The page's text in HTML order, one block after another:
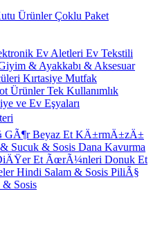
ÜrünlerÇoklu Paket
Ev Aletleri Ev Tekstili
& Ayakkabı & Aksesuar
Kırtasiye Mutfak
ÜrünlerTek Kullanımlık
ve Ev Eşyaları
GÃ¶rBeyaz Et KÄ±rmÄ±zÄ±
Sucuk & Sosis Dana Kavurma
Et ÃœrÃ¼nleri Donuk Et
Hindi Salam & Sosis PiliÃ§
& Sosis